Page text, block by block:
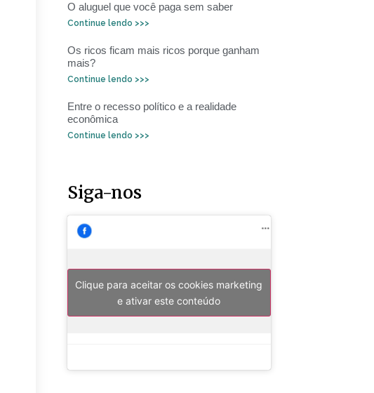
O aluguel que você paga sem saber
Continue lendo >>>
Os ricos ficam mais ricos porque ganham
mais?
Continue lendo >>>
Entre o recesso político e a realidade
econômica
Continue lendo >>>
Siga-nos
Clique para aceitar os cookies marketing
e ativar este conteúdo